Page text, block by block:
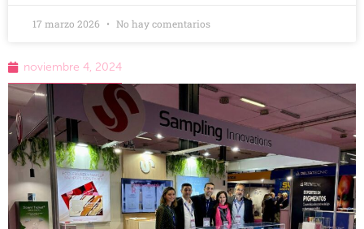
17 marzo 2026 No hay comentarios
noviembre 4, 2024